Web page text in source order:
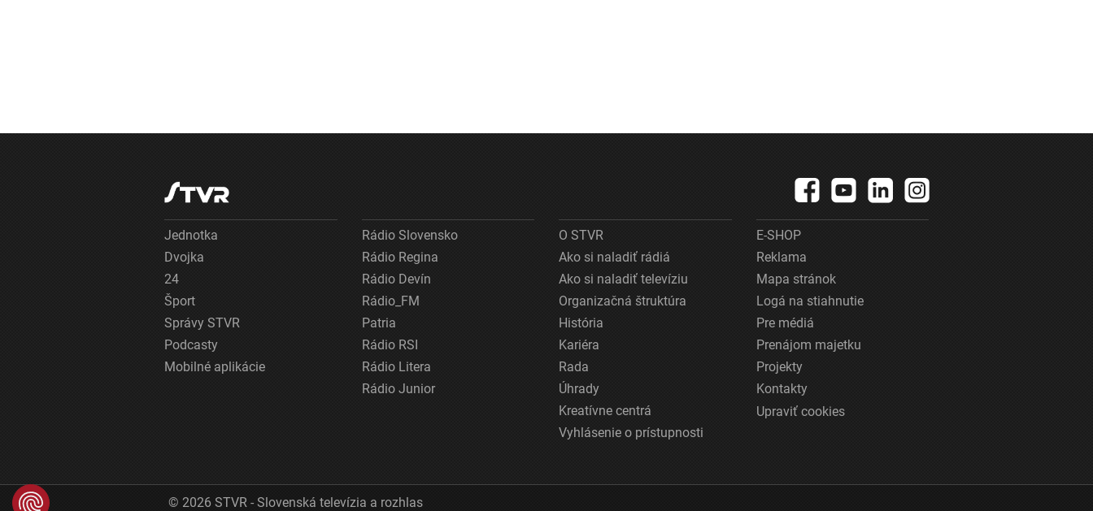
Jednotka
Dvojka
24
Šport
Správy STVR
Podcasty
Mobilné aplikácie
Rádio Slovensko
Rádio Regina
Rádio Devín
Rádio_FM
Patria
Rádio RSI
Rádio Litera
Rádio Junior
O STVR
Ako si naladiť rádiá
Ako si naladiť televíziu
Organizačná štruktúra
História
Kariéra
Rada
Úhrady
Kreatívne centrá
Vyhlásenie o prístupnosti
E-SHOP
Reklama
Mapa stránok
Logá na stiahnutie
Pre médiá
Prenájom majetku
Projekty
Kontakty
Upraviť cookies
© 2026 STVR - Slovenská televízia a rozhlas